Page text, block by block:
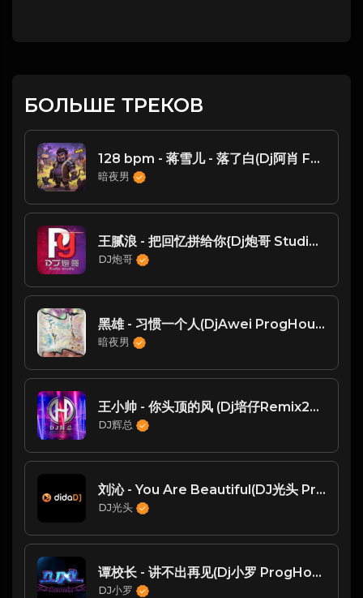
БОЛЬШЕ ТРЕКОВ
128 bpm - 蒋雪儿 - 落了白(Dj阿肖 FunkyHouse Rmx 2023)
暗夜男
王腻浪 - 把回忆拼给你{Dj炮哥 Studio Remix}
DJ炮哥
黑雄 - 习惯一个人(DjAwei ProgHouse Rmx 2025 粤语) -
暗夜男
王小帅 - 你头顶的风 (Dj培仔Remix2021）
DJ辉总
刘沁 - You Are Beautiful(DJ光头 ProgHouse Mix 国语女)
DJ光头
谭校长 - 讲不出再见(Dj小罗 ProgHouse Mix粤语男)
DJ小罗